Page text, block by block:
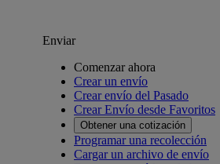
Enviar
Comenzar ahora
Crear un envío
Crear envío del Pasado
Crear Envío desde Favoritos
Obtener una cotización
Programar una recolección
Cargar un archivo de envío